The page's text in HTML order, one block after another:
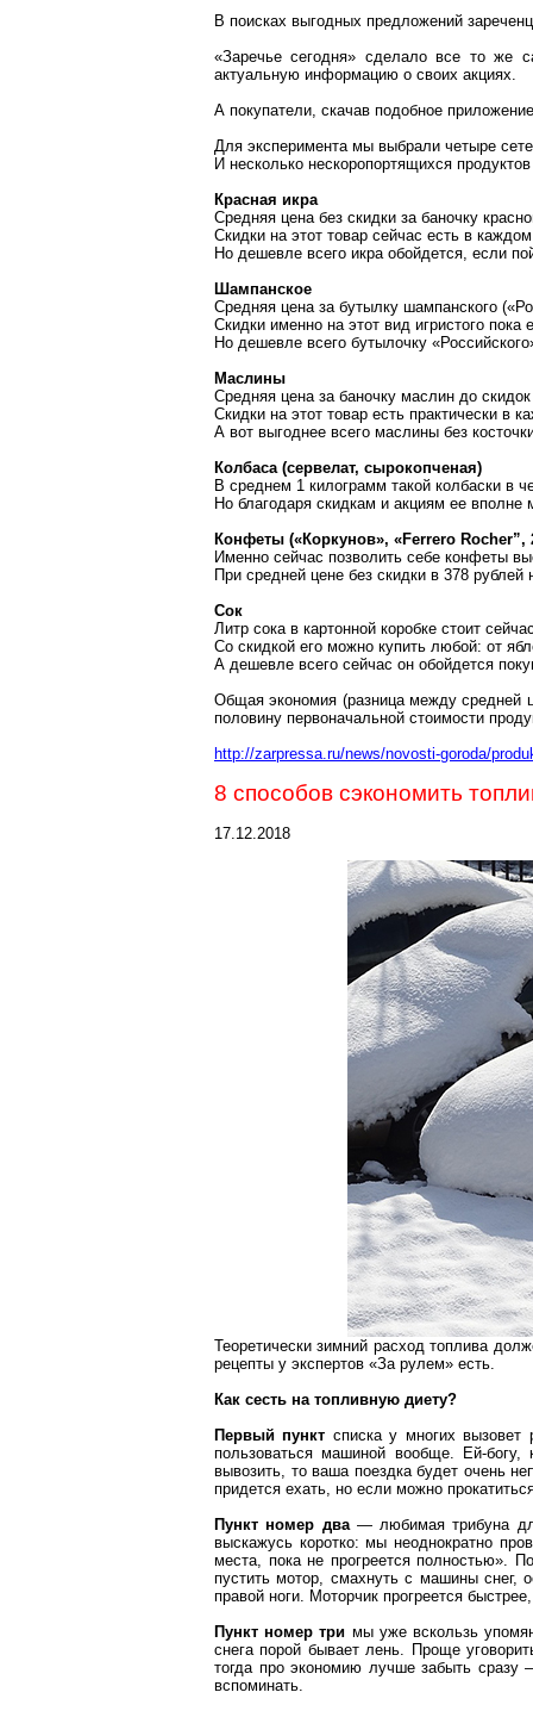
В поисках выгодных предложений
«Заречье сегодня» сделаловсе тоже
актуальную информацию о своих акциях.
А покупатели, скачав подобное
Для эксперимента мы выбрали четыре
И несколько нескоропортящихся
Красная икра
Средняя цена без скидки за баночку
Скидки на этот товар сейчас есть в
Но дешевле всего икра обойдется, если
Шампанское
Средняя цена за бутылку шампанского
Скидки именно на этот вид игристого пока
Но дешевле всего бутылочку
Маслины
Средняя цена за баночку маслин до
Скидки на этот товар есть практически в
А вот выгоднее всего маслины без
Колбаса (сервелат, сырокопченая)
В среднем 1 килограмм такой колбаски в
Но благодаря скидкам и акциям ее вполне
Конфеты («Коркунов», «Ferrеro Rocher”,
Именно сейчас позволить себе конфеты
При средней цене без скидки в 378
Сок
Литр сока в картонной коробке стоит
Со скидкой его можно купить любой: от
А дешевле всего сейчас он обойдется
Общая экономия (разница между
половину первоначальной стоимости
http://zarpressa.ru/news/novosti-goroda/
8 способов сэкономить
17.12.2018
Теоретически зимний расход топлива
рецепты у экспертов «За рулем» есть.
Как сесть на топливную диету?
Первый пункт списка у многих
пользоваться машиной вообще. Ей-
вывозить, то ваша поездка будет очень
придется ехать, но если можно
Пункт номер два— любимая трибуна
выскажусь коротко: мы неоднократно
места, пока не прогреется полностью».
пустить мотор, смахнуть с машины снег,
правой ноги. Моторчик прогреется
Пункт номер три мы уже вскользь
снега порой бывает лень. Проще
тогда про экономию лучше забыть
вспоминать.